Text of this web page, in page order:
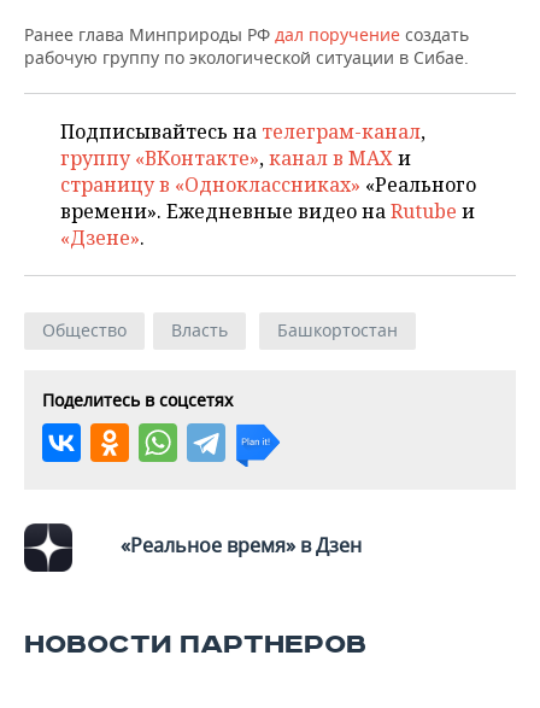
ЭНЕРГЕТИКА
ТЕЛЕКОММУНИКАЦИИ
БИЗНЕС-БРАНЧИ
ОТКРЫТАЯ ЛЕКЦИЯ
ФУТБОЛ
БАСКЕТБОЛ
ВОЛЕЙБОЛ
КИБЕРСПОРТ
ФИГУРНОЕ КАТАНИЕ
ВОДНЫЕ ВИДЫ СПОРТА
ХОККЕЙ С МЯЧОМ
НОВОСТИ ОБЩЕСТВА
ИНФРАСТРУКТУРА
ИСТОРИЯ
КУЛЬТУРА
МЕДИЦИНА
ОБРАЗОВАНИЕ
ПРОИСШЕСТВИЯ
ФОТОГАЛЕРЕЯ
СЮЖЕТЫ
СПРАВОЧНИК
СПИСОК ПЕРСОН
СПИСОК КОМПАНИЙ
ПОЛНАЯ ВЕРСИЯ
Ранее глава Минприроды РФ дал поручение создать
рабочую группу по экологической ситуации в Сибае.
Подписывайтесь на телеграм-канал,
группу «ВКонтакте»,канал в MAXи
страницу в «Одноклассниках» «Реального
времени». Ежедневные видео наRutube и
«Дзене».
Общество Власть Башкортостан
Поделитесь в соцсетях
«Реальное время» в Дзен
НОВОСТИ ПАРТНЕРОВ